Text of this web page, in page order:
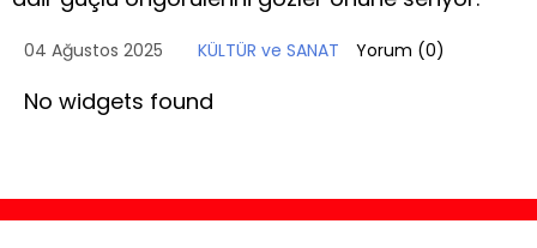
04 Ağustos 2025 KÜLTÜR ve SANAT Yorum (0)
No widgets found